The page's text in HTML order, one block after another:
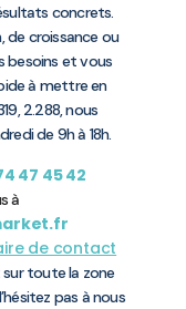
concrets.
de croissance ou
besoins et vous
à mettre en
2.288, nous
de 9h à 18h.
47 45 42
à
de contact
toute la zone
pas à nous